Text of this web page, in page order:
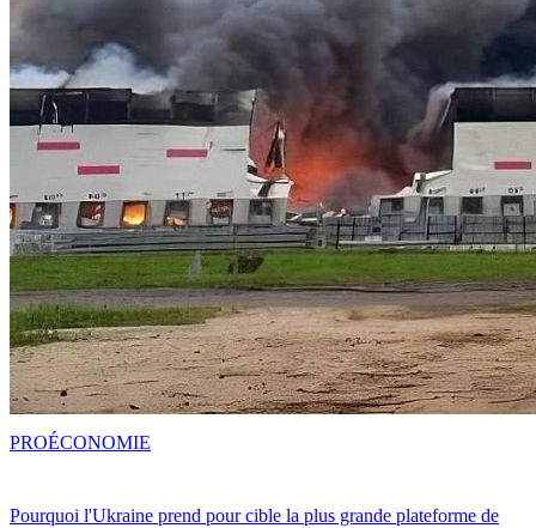
Pourquoi l'Ukraine prend pour cible la plus grande plateforme de
PROÉCONOMIE